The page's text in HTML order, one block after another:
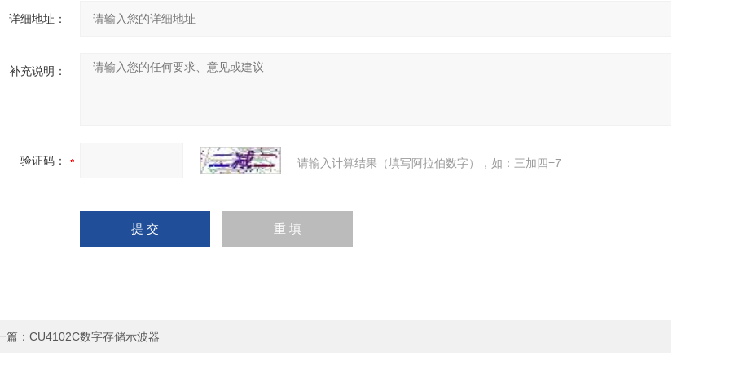
详细地址：
补充说明：
验证码： 请输入计算结果（填写阿拉伯数字），如：三加四=7
篇： CU4102C数字存储示波器